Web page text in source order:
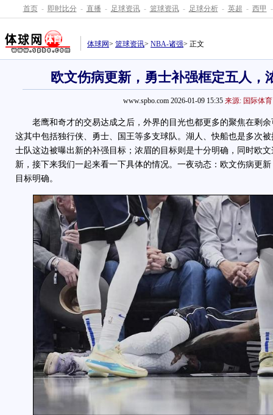
首页 - 即时比分 - 直播 - 足球资讯 - 篮球资讯 - 足球分析 - 英超 - 西甲 -
体球网> 篮球资讯> NBA-诸强> 正文
欧文伤病更新，勇士补强框定五人，
www.spbo.com 2026-01-09 15:35 来源: 国际体育
老鹰和奇才的交易达成之后，外界的目光也都更多的聚焦在剩余
这其中包括独行侠、勇士、国王等多支球队。湖人、快船也是多次
士队这边被曝出新的补强目标；浓眉的目标则是十分明确，同时欧
新，接下来我们一起来看一下具体的情况。一夜动态：欧文伤病更
目标明确。